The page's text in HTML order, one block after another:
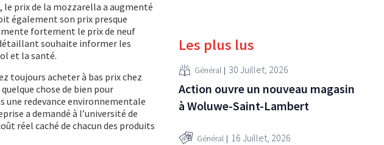
le prix de la mozzarella a augmenté
également son prix presque
fortement le prix de neuf
souhaite informer les
et la santé.
toujours acheter à bas prix chez
chose de bien pour
une redevance environnementale
a demandé à l’université de
réel caché de chacun des produits
Les plus lus
Général 30 Juillet, 2026
Action ouvre un nouveau magasin
à Woluwe-Saint-Lambert
Général 16 Juillet, 2026